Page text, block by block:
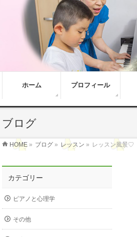
ホーム プロフィール
ブログ
HOME » ブログ » レッスン » レッスン風景♡
カテゴリー
ピアノと心理学
その他